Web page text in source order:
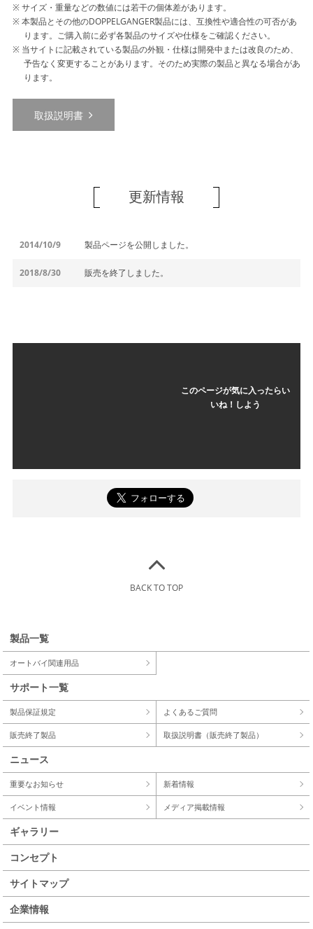
サイズ・重量などの数値には若干の個体差があります。
本製品とその他のDOPPELGANGER製品には、互換性や適合性の可否があ
ります。ご購入前に必ず各製品のサイズや仕様をご確認ください。
当サイトに記載されている製品の外観・仕様は開発中または改良のため、
予告なく変更することがあります。そのため実際の製品と異なる場合があ
ります。
取扱説明書
更新情報
2014/10/9 製品ページを公開しました。
2018/8/30 販売を終了しました。
このページが気に入ったらい
いね！しよう
BACK TO TOP
製品一覧
オートバイ関連用品
サポート一覧
製品保証規定 よくあるご質問
販売終了製品 取扱説明書（販売終了製品）
ニュース
重要なお知らせ 新着情報
イベント情報 メディア掲載情報
ギャラリー
コンセプト
サイトマップ
企業情報